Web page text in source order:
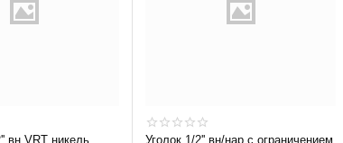
Заглушка 1/2'' вн VRT никель Уголок 1/2'' вн/нар с ограничением